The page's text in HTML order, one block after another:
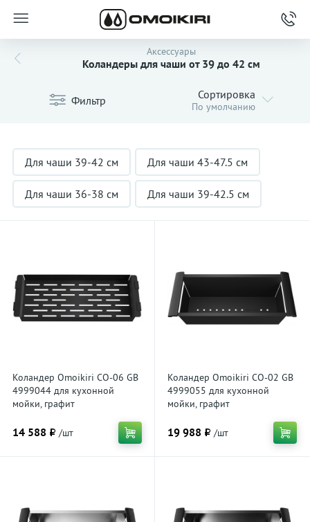
Аксессуары
Коландеры для чаши от 39 до 42 см
Фильтр Сортировка
По умолчанию
Для чаши 39-42 см Для чаши 43-47.5 см
Для чаши 36-38 см Для чаши 39-42.5 см
Коландер Omoikiri CO-06 GB
4999044 для кухонной
мойки, графит
14 588 ₽ /шт
Коландер Omoikiri CO-02 GB
4999055 для кухонной
мойки, графит
19 988 ₽ /шт